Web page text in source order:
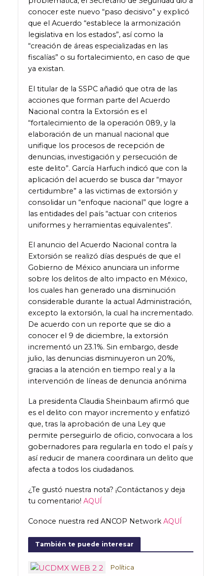
conocer este nuevo “paso decisivo” y explicó
que el Acuerdo “establece la armonización
legislativa en los estados”, así como la
“creación de áreas especializadas en las
fiscalías” o su fortalecimiento, en caso de que
ya existan.
El titular de la SSPC añadió que otra de las
acciones que forman parte del Acuerdo
Nacional contra la Extorsión es el
“fortalecimiento de la operación 089, y la
elaboración de un manual nacional que
unifique los procesos de recepción de
denuncias, investigación y persecución de
este delito”. García Harfuch indicó que con la
aplicación del acuerdo se busca dar “mayor
certidumbre” a las victimas de extorsión y
consolidar un “enfoque nacional” que logre a
las entidades del país “actuar con criterios
uniformes y herramientas equivalentes”.
El anuncio del Acuerdo Nacional contra la
Extorsión se realizó días después de que el
Gobierno de México anunciara un informe
sobre los delitos de alto impacto en México,
los cuales han generado una disminución
considerable durante la actual Administración,
excepto la extorsión, la cual ha incrementado.
De acuerdo con un reporte que se dio a
conocer el 9 de diciembre, la extorsión
incrementó un 23.1%. Sin embargo, desde
julio, las denuncias disminuyeron un 20%,
gracias a la atención en tiempo real y a la
intervención de líneas de denuncia anónima
La presidenta Claudia Sheinbaum afirmó que
es el delito con mayor incremento y enfatizó
que, tras la aprobación de una Ley que
permite perseguirlo de oficio, convocara a los
gobernadores para regularla en todo el país y
así reducir de manera coordinara un delito que
afecta a todos los ciudadanos.
¿Te gustó nuestra nota? ¡Contáctanos y deja
tu comentario! AQUÍ
Conoce nuestra red ANCOP Network AQUÍ
También te puede interesar
Política